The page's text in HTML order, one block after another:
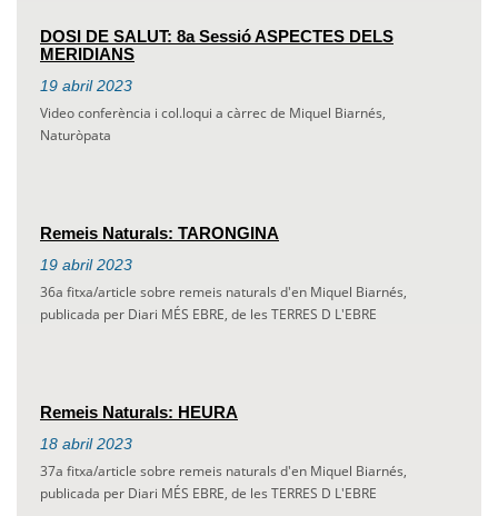
DOSI DE SALUT: 8a Sessió ASPECTES DELS
MERIDIANS
19 abril 2023
Video conferència i col.loqui a càrrec de Miquel Biarnés,
Naturòpata
Remeis Naturals: TARONGINA
19 abril 2023
36a fitxa/article sobre remeis naturals d'en Miquel Biarnés,
publicada per Diari MÉS EBRE, de les TERRES D L'EBRE
Remeis Naturals: HEURA
18 abril 2023
37a fitxa/article sobre remeis naturals d'en Miquel Biarnés,
publicada per Diari MÉS EBRE, de les TERRES D L'EBRE